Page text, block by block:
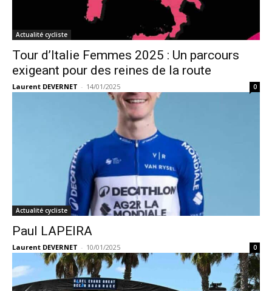
Actualité cycliste
Tour d’Italie Femmes 2025 : Un parcours
exigeant pour des reines de la route
Laurent DEVERNET - 14/01/2025 0
Actualité cycliste
Paul LAPEIRA
Laurent DEVERNET - 10/01/2025 0